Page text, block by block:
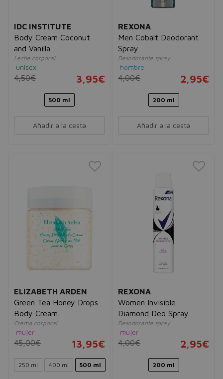
IDC INSTITUTE
Body Cream Coconut
and Vanilla
Leche corporal
unisex
4,50€ 3,95€
500 ml
Añadir a la cesta
REXONA
Men Cobalt Deodorant
Spray
Desodorante spray
hombre
4,00€ 2,95€
200 ml
Añadir a la cesta
ELIZABETH ARDEN
Green Tea Honey Drops
Body Cream
Crema corporal
mujer
45,00€ 13,95€
250 ml 400 ml 500 ml
REXONA
Women Invisible
Diamond Deo Spray
Desodorante spray
mujer
4,00€ 2,95€
200 ml